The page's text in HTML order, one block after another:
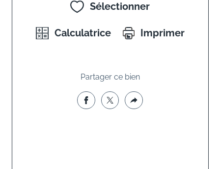
Sélectionner
Calculatrice Imprimer
Partager ce bien